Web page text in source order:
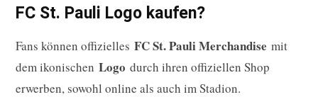
FC St. Pauli Logo kaufen?
Fans können offizielles FC St. Pauli Merchandise mit
dem ikonischen Logo durch ihren offiziellen Shop
erwerben, sowohl online als auch im Stadion.